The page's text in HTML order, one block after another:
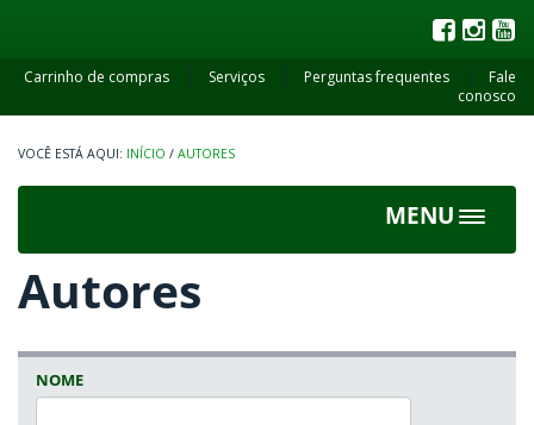
Carrinho de compras Serviços Perguntas frequentes
Fale
conosco
INÍCIO / AUTORES
MENU
Toggle
Autores
NOME